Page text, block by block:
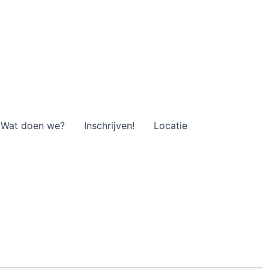
Wat doen we? Inschrijven!
Locatie